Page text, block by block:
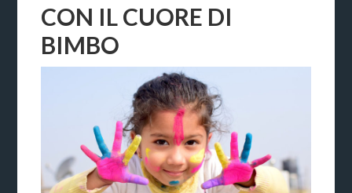
CON IL CUORE DI
BIMBO